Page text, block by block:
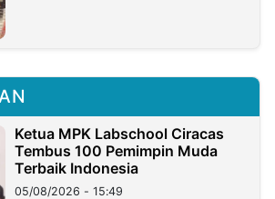
Ketua MPK Labschool Ciracas
Tembus 100 Pemimpin Muda
Terbaik Indonesia
05/08/2026 - 15:49